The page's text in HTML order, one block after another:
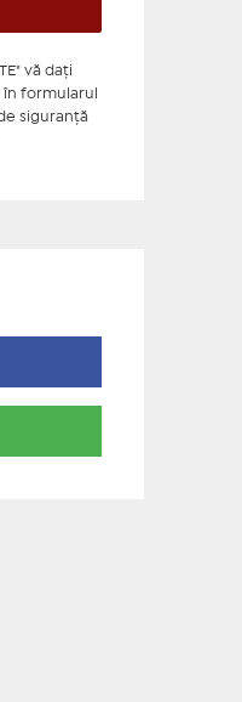
vă daţi
formularul
siguranţă